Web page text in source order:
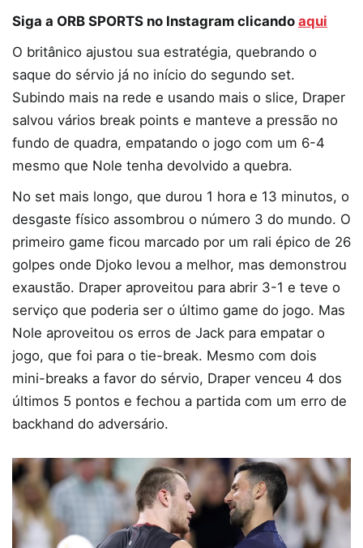
Siga a ORB SPORTS no Instagram clicando aqui
O britânico ajustou sua estratégia, quebrando o
saque do sérvio já no início do segundo set.
Subindo mais na rede e usando mais o slice, Draper
salvou vários break points e manteve a pressão no
fundo de quadra, empatando o jogo com um 6-4
mesmo que Nole tenha devolvido a quebra.
No set mais longo, que durou 1 hora e 13 minutos, o
desgaste físico assombrou o número 3 do mundo. O
primeiro game ficou marcado por um rali épico de 26
golpes onde Djoko levou a melhor, mas demonstrou
exaustão. Draper aproveitou para abrir 3-1 e teve o
serviço que poderia ser o último game do jogo. Mas
Nole aproveitou os erros de Jack para empatar o
jogo, que foi para o tie-break. Mesmo com dois
mini-breaks a favor do sérvio, Draper venceu 4 dos
últimos 5 pontos e fechou a partida com um erro de
backhand do adversário.